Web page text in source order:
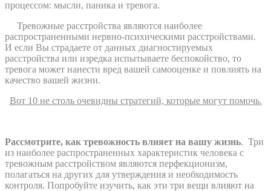
процессом: мысли, паника и тревога.
Тревожные расстройства являются наиболее
распространенными нервно-психическими расстройствами.
И если Вы страдаете от данных диагностируемых
расстройства или изредка испытываете беспокойство, то
тревога может нанести вред вашей самооценке и повлиять на
качество вашей жизни.
Вот 10 не столь очевидны стратегий, которые могут помочь.
Рассмотрите, как тревожность влияет на вашу жизнь. Три
из наиболее распространенных характеристик человека с
тревожным расстройством являются перфекционизм,
полагаться на других для утверждения и необходимость
контроля. Попробуйте изучить, как эти три вещи влияют на